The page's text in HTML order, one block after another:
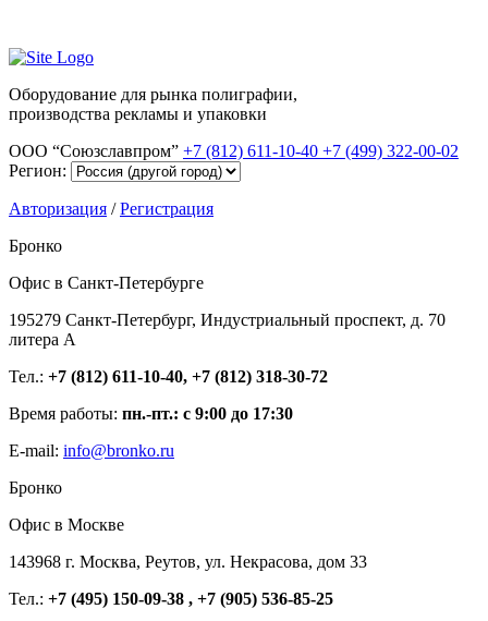
Оборудование для рынка полиграфии,
производства рекламы и упаковки
ООО “Союзславпром” +7 (812) 611-10-40 +7 (499) 322-00-02
Регион:
Авторизация /Регистрация
Бронко
Офис в Санкт-Петербурге
195279 Санкт-Петербург, Индустриальный проспект, д. 70
литера А
Тел.: +7 (812) 611-10-40, +7 (812) 318-30-72
Время работы: пн.-пт.: с 9:00 до 17:30
E-mail: info@bronko.ru
Бронко
Офис в Москве
143968 г. Москва, Реутов, ул. Некрасова, дом 33
Тел.: +7 (495) 150-09-38 , +7 (905) 536-85-25